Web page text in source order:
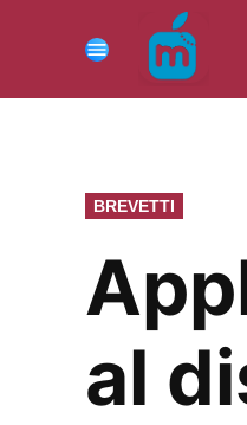
contenuto
Menu
PUBBLICATO
IN
BREVETTI
al